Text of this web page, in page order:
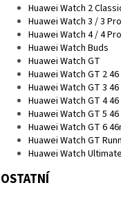
Huawei Watch 2
Huawei Watch 3 / 3 Pro
Huawei Watch 4 / 4 Pro
Huawei Watch Buds
Huawei Watch GT
Huawei Watch GT 2
Huawei Watch GT 3
Huawei Watch GT 4
Huawei Watch GT 5
Huawei Watch GT 6
Huawei Watch GT
Huawei Watch Ultimate
OSTATNÍ